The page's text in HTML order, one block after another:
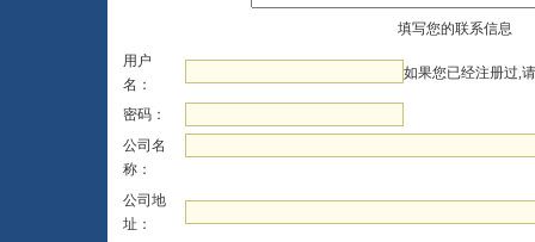
填写您的联系信息
用户
名：
如果您已经注册过,
密码：
公司名
称：
公司地
址：